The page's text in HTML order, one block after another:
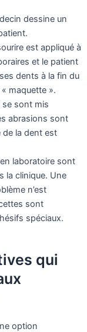
dessine un
est appliqué à
et le patient
dents à la fin du
maquette ».
se sont mis
abrasions sont
de la dent est
laboratoire sont
la clinique. Une
n’est
sont
spéciaux.
qui
option